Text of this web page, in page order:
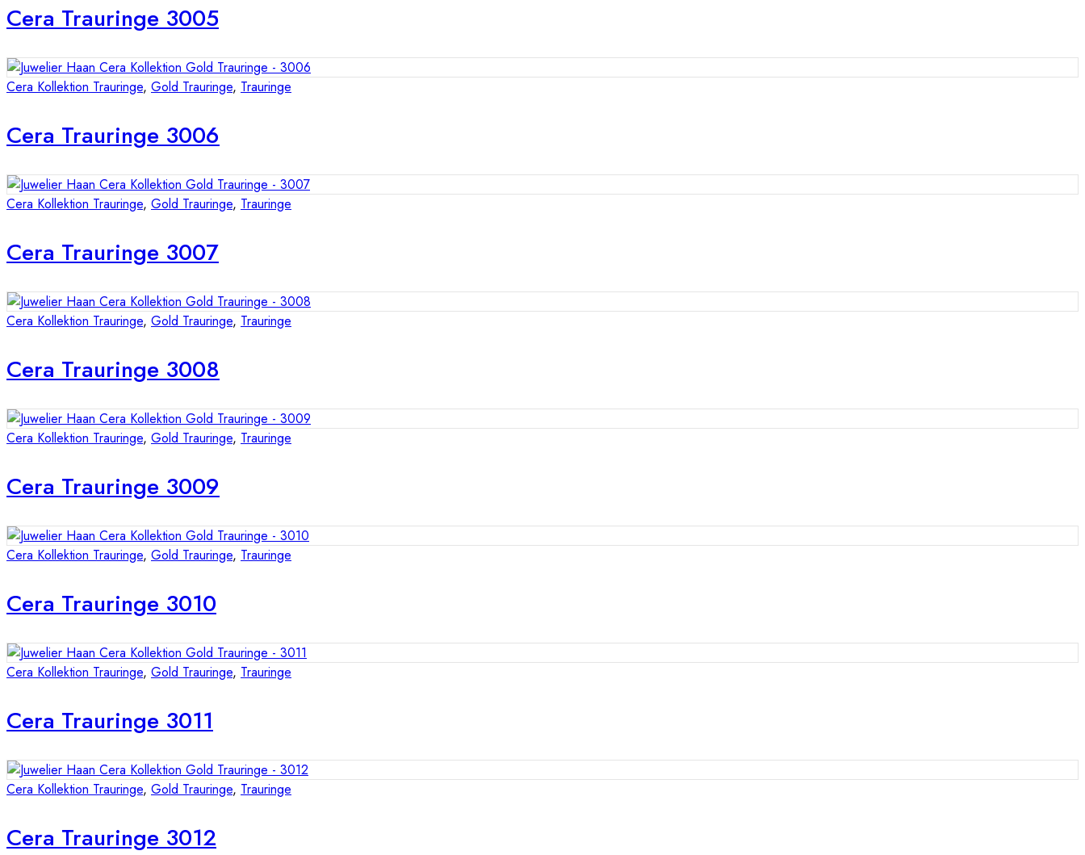
Cera Trauringe 3005
Cera Kollektion Trauringe, Gold Trauringe, Trauringe
Cera Trauringe 3006
Cera Kollektion Trauringe, Gold Trauringe, Trauringe
Cera Trauringe 3007
Cera Kollektion Trauringe, Gold Trauringe, Trauringe
Cera Trauringe 3008
Cera Kollektion Trauringe, Gold Trauringe, Trauringe
Cera Trauringe 3009
Cera Kollektion Trauringe, Gold Trauringe, Trauringe
Cera Trauringe 3010
Cera Kollektion Trauringe, Gold Trauringe, Trauringe
Cera Trauringe 3011
Cera Kollektion Trauringe, Gold Trauringe, Trauringe
Cera Trauringe 3012